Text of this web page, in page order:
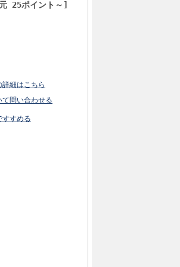
25ポイント～]
細はこちら
問い合わせる
すすめる